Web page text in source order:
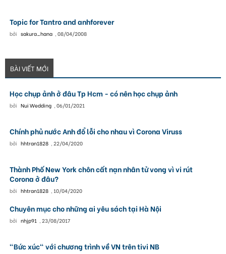
Topic for Tantro and anhforever
bởi sakura_hana , 08/04/2008
BÀI VIẾT MỚI
Học chụp ảnh ở đâu Tp Hcm - có nên học chụp ảnh
bởi Nui Wedding , 06/01/2021
Chính phủ nước Anh đổ lỗi cho nhau vì Corona Viruss
bởi hhtran1828 , 22/04/2020
Thành Phố New York chôn cất nạn nhân tử vong vì vi rút
Corona ở đâu?
bởi hhtran1828 , 10/04/2020
Chuyên mục cho những ai yêu sách tại Hà Nội
bởi nhjp91 , 23/08/2017
"Bức xúc" với chương trình về VN trên tivi NB